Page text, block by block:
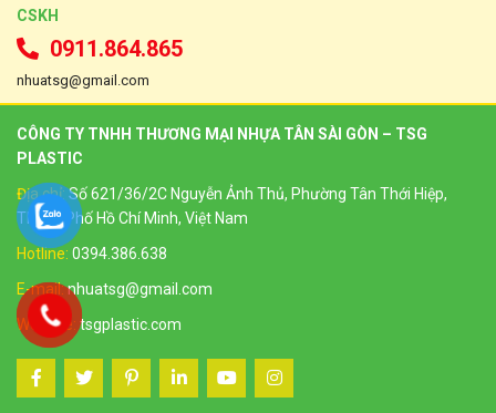
CSKH
0911.864.865
nhuatsg@gmail.com
CÔNG TY TNHH THƯƠNG MẠI NHỰA TÂN SÀI GÒN – TSG
PLASTIC
Địa chỉ:Số 621/36/2C Nguyễn Ảnh Thủ, Phường Tân Thới Hiệp,
Thành Phố Hồ Chí Minh, Việt Nam
Hotline: 0394.386.638
E-mail:nhuatsg@gmail.com
Website: tsgplastic.com